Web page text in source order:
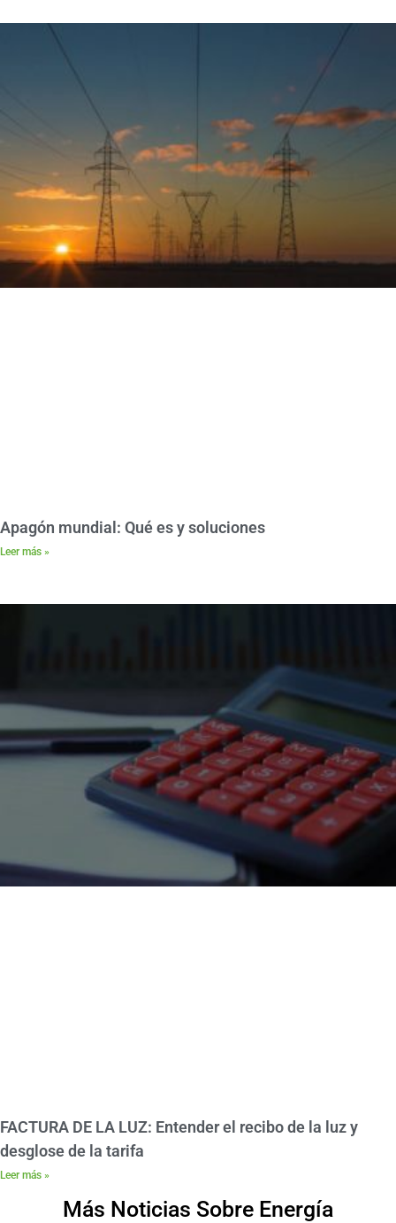
Apagón mundial: Qué es y soluciones
Leer más »
FACTURA DE LA LUZ: Entender el recibo de la luz y
desglose de la tarifa
Leer más »
Más Noticias Sobre Energía